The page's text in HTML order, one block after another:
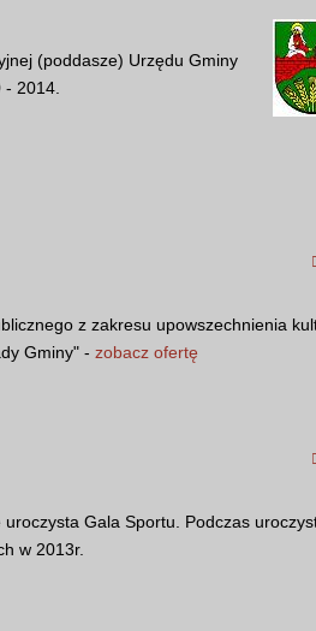
(poddasze) Urzędu Gminy
2014.
z zakresu upowszechnienia
Gminy" - zobacz ofertę
Gala Sportu. Podczas
w 2013r.